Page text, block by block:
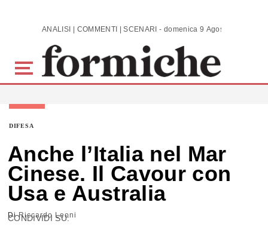
Skip to main content ANALISI | COMMENTI | SCENARI - domenica 9 Agosto 2026
DIFESA
Anche l’Italia nel Mar
Cinese. Il Cavour con
Usa e Australia
DiRiccardo Leoni
CONDIVIDI SU: